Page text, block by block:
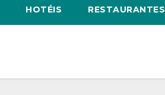
HOTÉIS RESTAURANTES